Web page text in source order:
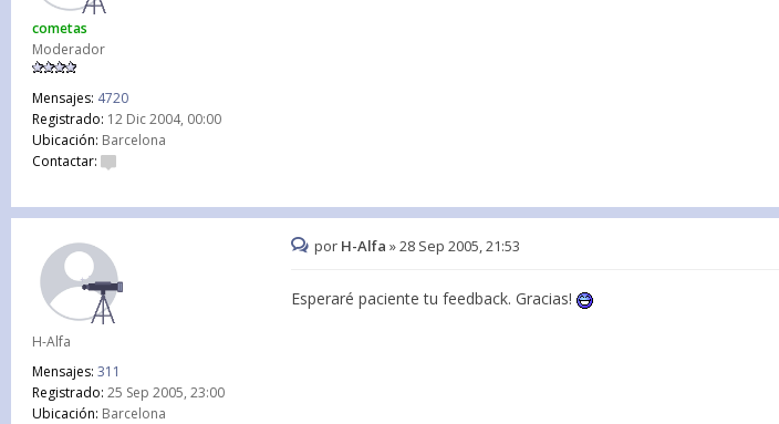
cometas
Moderador
Mensajes: 4720
Registrado: 12 Dic 2004, 00:00
Ubicación: Barcelona
Contactar:
H-Alfa
Mensajes: 311
Registrado: 25 Sep 2005, 23:00
Ubicación: Barcelona
por H-Alfa »28 Sep 2005, 21:53
Esperaré paciente tu feedback. Gracias!